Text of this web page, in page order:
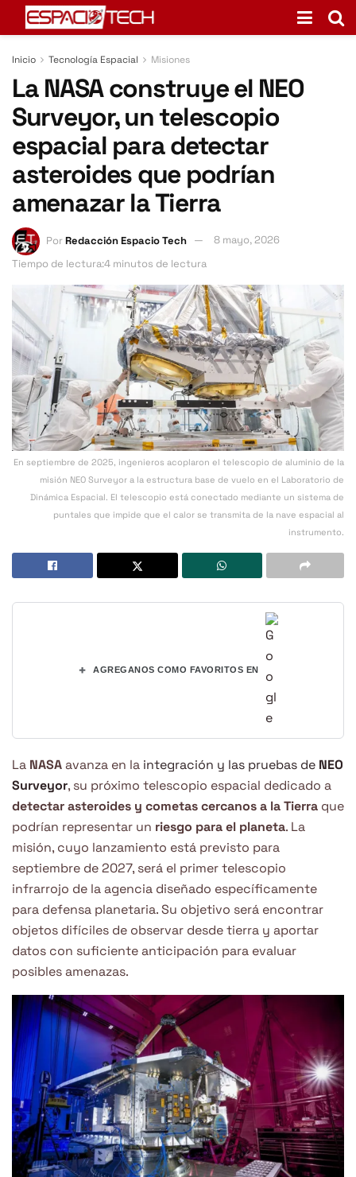
Inicio Tecnología Espacial Misiones
La NASA construye el NEO
Surveyor, un telescopio
espacial para detectar
asteroides que podrían
amenazar la Tierra
PorRedacción Espacio Tech
8 mayo, 2026
Tiempo de lectura:4 minutos de lectura
En septiembre de 2025, ingenieros acoplaron el telescopio de aluminio de la
misión NEO Surveyor a la estructura base de vuelo en el Laboratorio de
Dinámica Espacial. El telescopio está conectado mediante un sistema de
puntales que impide que el calor se transmita de la nave espacial al
instrumento.
+ AGREGANOS COMO FAVORITOS EN
La NASAavanza en la integración y las pruebas de NEO
Surveyor, su próximo telescopio espacial dedicado a
detectar asteroides y cometas cercanos a la Tierra que
podrían representar un riesgo para el planeta. La
misión, cuyo lanzamiento está previsto para
septiembre de 2027, será el primer telescopio
infrarrojo de la agencia diseñado específicamente
para defensa planetaria. Su objetivo será encontrar
objetos difíciles de observar desde tierra y aportar
datos con suficiente anticipación para evaluar
posibles amenazas.